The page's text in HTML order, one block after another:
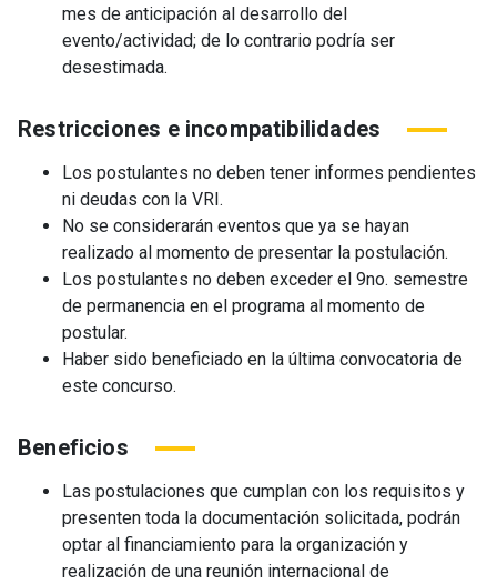
mes de anticipación al desarrollo del
evento/actividad; de lo contrario podría ser
desestimada.
Restricciones e incompatibilidades
Los postulantes no deben tener informes pendientes
ni deudas con la VRI.
No se considerarán eventos que ya se hayan
realizado al momento de presentar la postulación.
Los postulantes no deben exceder el 9no. semestre
de permanencia en el programa al momento de
postular.
Haber sido beneficiado en la última convocatoria de
este concurso.
Beneficios
Las postulaciones que cumplan con los requisitos y
presenten toda la documentación solicitada, podrán
optar al financiamiento para la organización y
realización de una reunión internacional de